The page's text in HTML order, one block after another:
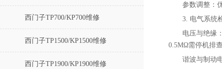
西门子TP700/KP700维修
西门子TP1500/KP1500维修
西门子TP1900/KP1900维修
参数调整‌：
3. ‌电气系统
电压与绝缘‌
0.5MΩ需停机排
谐波与制动